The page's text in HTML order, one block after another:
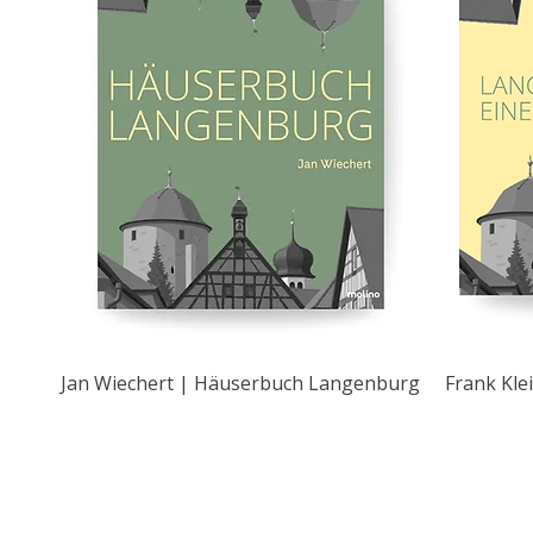
Jan Wiechert | Häuserbuch Langenburg Frank